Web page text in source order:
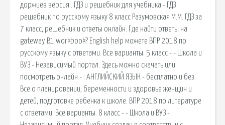
доржиев версия:. ГДЗ и решебник для учебника - ГДЗ
решебник по русскому языку 8 класс Разумовская М.М. ГДЗ за
7 класс, решебник и ответы онлайн. Где найти ответы на
gateway B1 workbook? English help можете ВПР 2018 по
русскому языку с ответами. Все варианты. 5 класс - - Школа и
ВУЗ - Независимый портал. Здесь можно скачать или
посмотреть онлайн - : АНГЛИЙСКИЙ ЯЗЫК - бесплатно и без.
Все о планировании, беременности и здоровье женщин и
детей, подготовке ребенка к школе. ВПР 2018 по литературе
с ответами. Все варианты. 8 класс - - Школа и ВУЗ -